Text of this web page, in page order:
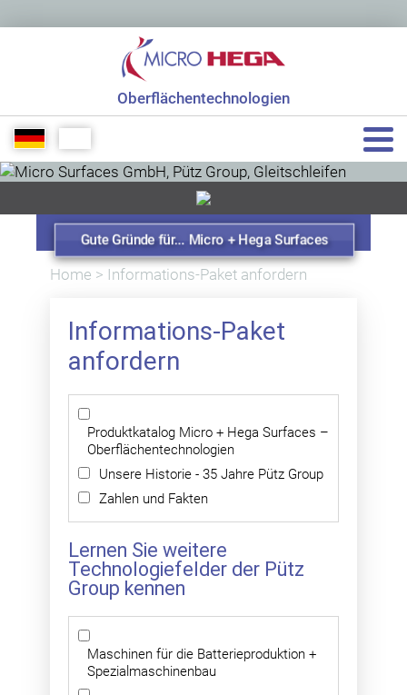
Oberflächentechnologien
+49 7151 48771 0
info[at]micro-hega.de
Gute Gründe für... Micro + Hega Surfaces
Home > Informations-Paket anfordern
Informations-Paket
anfordern
Produktkatalog Micro + Hega Surfaces –
Oberflächentechnologien
Unsere Historie - 35 Jahre Pütz Group
Zahlen und Fakten
Lernen Sie weitere
Technologiefelder der Pütz
Group kennen
Maschinen für die Batterieproduktion +
Spezialmaschinenbau